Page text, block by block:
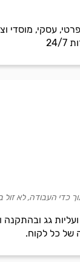
עסקי, מוסדי
7
גג
של כל לקוח.
העבודה, לא זול